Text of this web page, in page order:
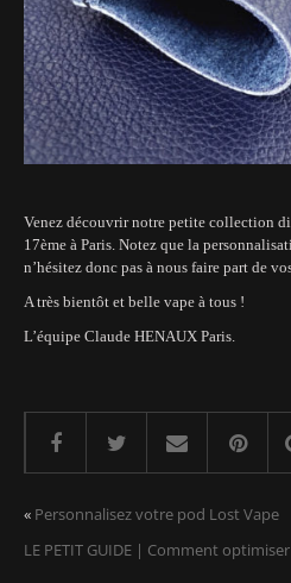
Venez découvrir notre petite collection
17ème à Paris. Notez que la
n’hésitez donc pas à nous faire part de
A très bientôt et belle vape à tous !
L’équipe Claude HENAUX Paris.
« Personnalisez votre pod Lost Vape
LE PETIT GUIDE | Comment